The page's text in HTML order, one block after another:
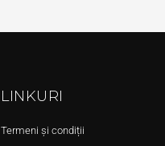
LINKURI
Termeni și condiții